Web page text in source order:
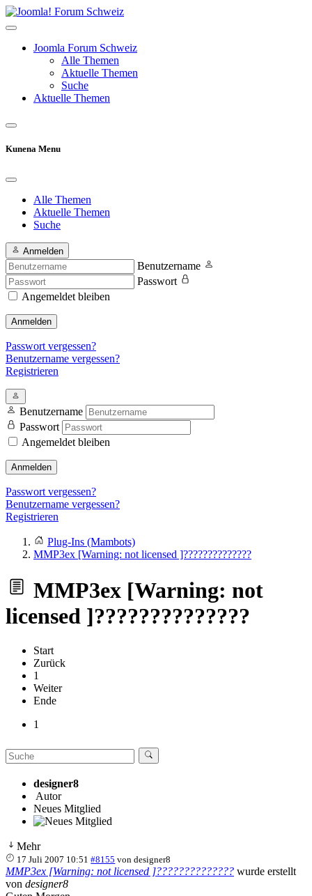
Joomla Forum Schweiz
Alle Themen
Aktuelle Themen
Suche
Aktuelle Themen
Kunena Menu
Alle Themen
Aktuelle Themen
Suche
Anmelden
Benutzername
Passwort
Angemeldet bleiben
Anmelden
Passwort vergessen?
Benutzername vergessen?
Registrieren
Benutzername
Passwort
Angemeldet bleiben
Anmelden
Passwort vergessen?
Benutzername vergessen?
Registrieren
Plug-Ins (Mambots)
MMP3ex [Warning: not licensed ]??????????????
MMP3ex [Warning: not
licensed ]??????????????
Start
Zurück
1
Weiter
Ende
1
designer8
Autor
Neues Mitglied
Mehr
17 Juli 2007 10:51 #8155 vondesigner8
MMP3ex [Warning: not licensed ]?????????????? wurde erstellt
von designer8